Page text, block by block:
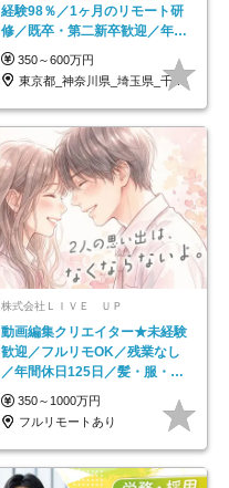
経験98％／1ヶ月のリモート研
修／既卒・第二新卒歓迎／年間
休日123日/OW
350～600万円
東京都_神奈川県_埼玉県_千葉県_大阪府…
株式会社ＬＩＶＥ ＵＰ
動画編集クリエイター★未経験
歓迎／フルリモOK／残業なし
／年間休日125日／髪・服・ネ
イル自由／研修充実で安心
350～1000万円
フルリモートあり